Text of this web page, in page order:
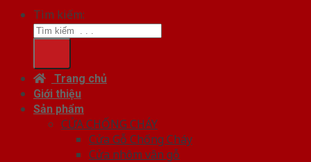
Tìm kiếm:
Trang chủ
Giới thiệu
Sản phẩm
CỬA CHỐNG CHÁY
Cửa Gỗ Chống Cháy
Cửa nhôm vân gỗ